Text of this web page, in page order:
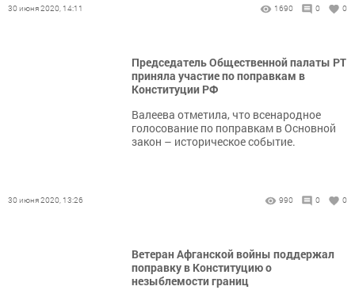
30 июня 2020, 14:11 1690 0 0
Председатель Общественной палаты РТ
приняла участие по поправкам в
Конституции РФ
Валеева отметила, что всенародное
голосование по поправкам в Основной
закон – историческое событие.
30 июня 2020, 13:26 990 0 0
Ветеран Афганской войны поддержал
поправку в Конституцию о
незыблемости границ